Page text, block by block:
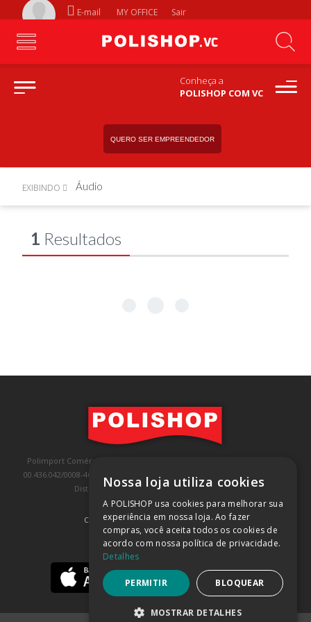
E-mail MY OFFICE Sair
Conheça a
POLISHOP COM VC
QUERO SER EMPREENDEDOR
EXIBINDO Áudio
1 Resultados
Polimport Comércio e Exportação LTDA, inscrita no CNPJ/MF sob o nº
00.436.042/0008-46, IE 407.458.707.103, com sede na Rua Kanebo, nº 175,
Distrito Industrial, Jundiaí/SP, CEP: 13213-090
COMPRA 100% SEGURA (SAIBA MAIS)
BAIXE NOSSO APP
Nossa loja utiliza cookies
A POLISHOP usa cookies para melhorar sua
experiência em nossa loja. Ao fazer
compras, você aceita todos os cookies de
acordo com nossa política de privacidade.
Detalhes
PERMITIR BLOQUEAR
MOSTRAR DETALHES